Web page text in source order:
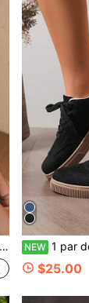
NEW 1 par de zapatillas deportivas
$25.00